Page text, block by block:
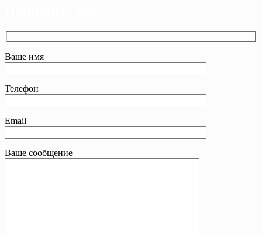
Ваше имя
Телефон
Email
Ваше сообщение